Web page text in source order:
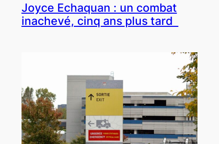
Joyce Echaquan : un combat
inachevé, cinq ans plus tard